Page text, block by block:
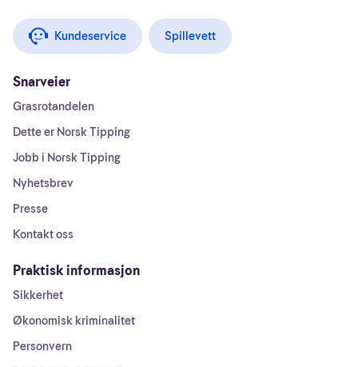
Kundeservice Spillevett
Snarveier
Grasrotandelen
Dette er Norsk Tipping
Jobb i Norsk Tipping
Nyhetsbrev
Presse
Kontakt oss
Praktisk informasjon
Sikkerhet
Økonomisk kriminalitet
Personvern